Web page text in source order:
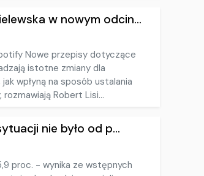
w nowym odcin...
Nowe przepisy dotyczące
istotne zmiany dla
wpłyną na sposób ustalania
rozmawiają Robert Lisi...
nie było od p...
proc. - wynika ze wstępnych